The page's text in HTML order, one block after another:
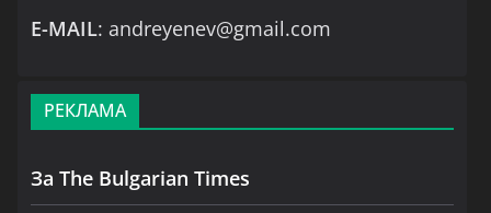
Е-MAIL: andreyenev@gmail.com
РЕКЛАМА
За The Bulgarian Times